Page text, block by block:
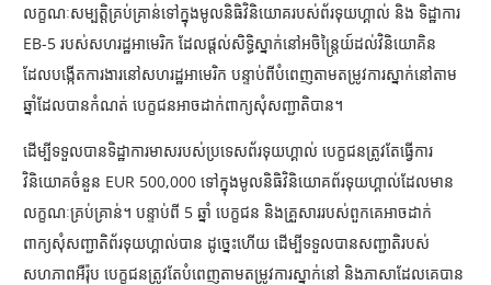
លក្ខណៈសម្បត្តិគ្រប់គ្រាន់ទៅក្នុងមូលនិធិវិនិយោគរបស់ព័រទុយហ្គាល់ និង ទិដ្ឋាការ
EB-5 របស់សហរដ្ឋអាមេរិក ដែលផ្តល់សិទ្ធិស្នាក់នៅអចិន្ត្រៃយ៍ដល់វិនិយោគិន
ដែលបង្កើតការងារនៅសហរដ្ឋអាមេរិក បន្ទាប់ពីបំពេញតាមតម្រូវការស្នាក់នៅតាម
ឆ្នាំដែលបានកំណត់ បេក្ខជនអាចដាក់ពាក្យសុំសញ្ជាតិបាន។
ដើម្បីទទួលបានទិដ្ឋាការមាសរបស់ប្រទេសព័រទុយហ្គាល់ បេក្ខជនត្រូវតែធ្វើការ
វិនិយោគចំនួន EUR 500,000 ទៅក្នុងមូលនិធិវិនិយោគព័រទុយហ្គាល់ដែលមាន
លក្ខណៈគ្រប់គ្រាន់។ បន្ទាប់ពី 5 ឆ្នាំ បេក្ខជន និងគ្រួសាររបស់ពួកគេអាចដាក់
ពាក្យសុំសញ្ជាតិព័រទុយហ្គាល់បាន ដូច្នេះហើយ ដើម្បីទទួលបានសញ្ជាតិរបស់
សហភាពអឺរ៉ុប បេក្ខជនត្រូវតែបំពេញតាមតម្រូវការស្នាក់នៅ និងភាសាដែលគេបាន